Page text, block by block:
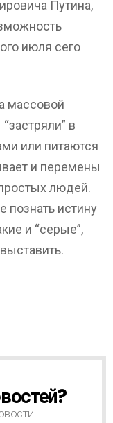
Путина,
июля сего
массовой
в
или питаются
и перемены
людей.
познать истину
и “серые”,